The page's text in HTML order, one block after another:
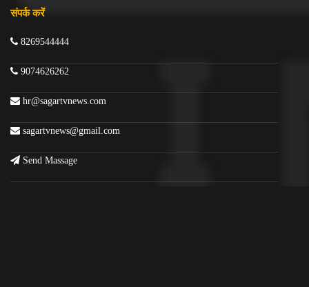
संपर्क करें
8269544444
9074626262
hr@sagartvnews.com
sagartvnews@gmail.com
Send Massage